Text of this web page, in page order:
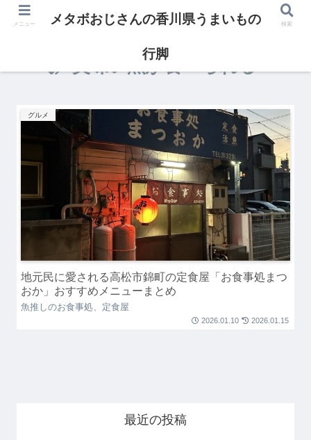
美味い魚が食べられる
グルメ
地元民に愛される高松市錦町の定食屋「お食事処まつ
おか」おすすめメニューまとめ
魚推しのお食事処、定食屋
2026.01.10 2026.01.15
最近の投稿
メニュー メタボおじさんの香川県うまいもの
行脚
検索